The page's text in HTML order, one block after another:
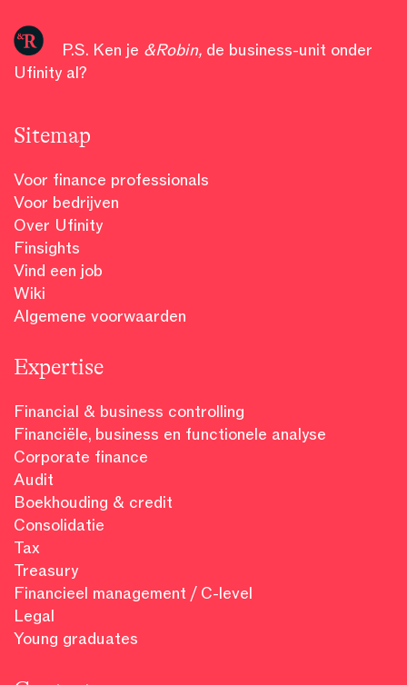
P.S. Ken je &Robin, de business-unit onder
Ufinity al?
Sitemap
Voor finance professionals
Voor bedrijven
Over Ufinity
Finsights
Vind een job
Wiki
Algemene voorwaarden
Expertise
Financial & business controlling
Financiële, business en functionele analyse
Corporate finance
Audit
Boekhouding & credit
Consolidatie
Tax
Treasury
Financieel management / C-level
Legal
Young graduates